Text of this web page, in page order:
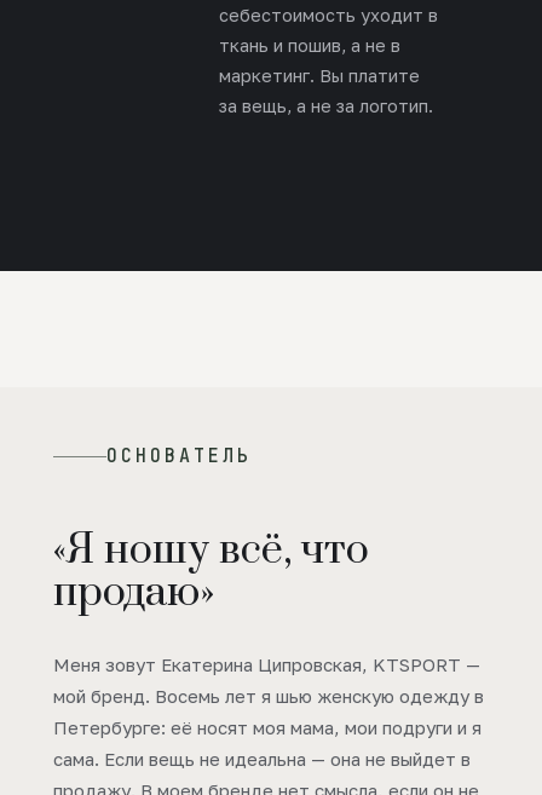
себестоимость уходит в
ткань и пошив, а не в
маркетинг. Вы платите
за вещь, а не за логотип.
ОСНОВАТЕЛЬ
«Я ношу всё, что
продаю»
Меня зовут Екатерина Ципровская, KTSPORT —
мой бренд. Восемь лет я шью женскую одежду в
Петербурге: её носят моя мама, мои подруги и я
сама. Если вещь не идеальна — она не выйдет в
продажу. В моем бренде нет смысла, если он не